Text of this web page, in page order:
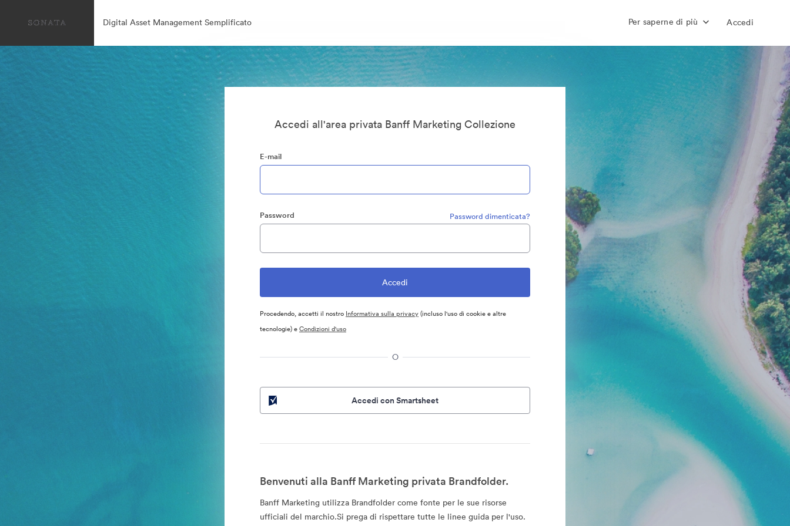
Digital Asset Management Semplificato Per saperne di più Accedi
Accedi all'area privata Banff Marketing Collezione
E-mail
Password Password dimenticata?
Procedendo, accetti il nostro Informativa sulla privacy(incluso l'uso di cookie e altre
tecnologie) eCondizioni d'uso
O
Accedi con Smartsheet
Benvenuti alla Banff Marketing privata Brandfolder.
Banff Marketing utilizza Brandfolder come fonte per le sue risorse
ufficiali del marchio.Si prega di rispettare tutte le linee guida per l'uso.